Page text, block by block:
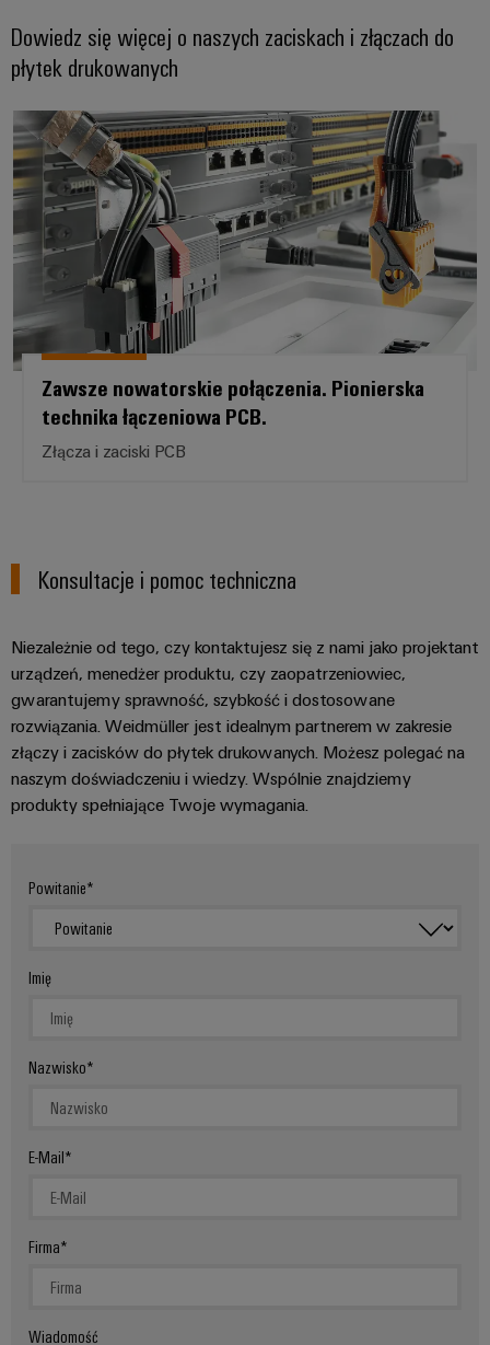
Dowiedz się więcej o naszych zaciskach i złączach do
płytek drukowanych
Zawsze nowatorskie połączenia.
Zawsze nowatorskie połączenia. Pionierska
technika łączeniowa PCB.
Złącza i zaciski PCB
Konsultacje i pomoc techniczna
Niezależnie od tego, czy kontaktujesz się z nami jako projektant
urządzeń, menedżer produktu, czy zaopatrzeniowiec,
gwarantujemy sprawność, szybkość i dostosowane
rozwiązania. Weidmüller jest idealnym partnerem w zakresie
złączy i zacisków do płytek drukowanych. Możesz polegać na
naszym doświadczeniu i wiedzy. Wspólnie znajdziemy
produkty spełniające Twoje wymagania.
Powitanie
Imię
Nazwisko
E-Mail
Firma
Wiadomość